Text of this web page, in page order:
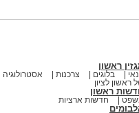
ראשון
בלוגים צרכנות אסטרולוגיה
ראשון לציון
ראשון
חדשות ארציות